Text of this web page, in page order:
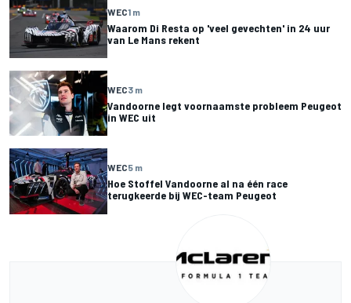
WEC1 m
Waarom Di Resta op 'veel gevechten' in 24 uur
van Le Mans rekent
WEC3 m
Vandoorne legt voornaamste probleem Peugeot
in WEC uit
WEC5 m
Hoe Stoffel Vandoorne al na één race
terugkeerde bij WEC-team Peugeot